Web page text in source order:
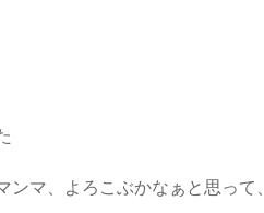
ンマ、よろこぶかなぁと思って